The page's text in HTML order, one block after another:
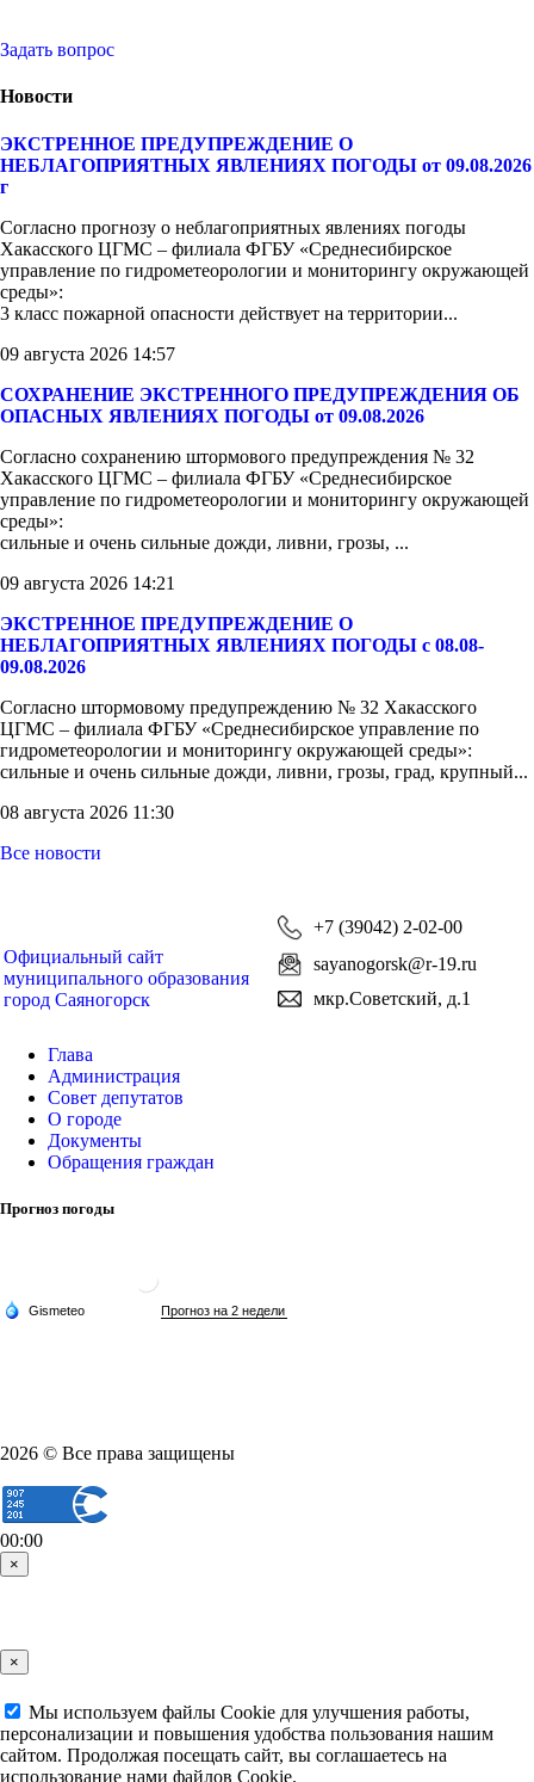
Задать вопрос
Новости
ЭКСТРЕННОЕ ПРЕДУПРЕЖДЕНИЕ О
НЕБЛАГОПРИЯТНЫХ ЯВЛЕНИЯХ ПОГОДЫ от 09.08.2026
г
Согласно прогнозу о неблагоприятных явлениях погоды
Хакасского ЦГМС – филиала ФГБУ «Среднесибирское
управление по гидрометеорологии и мониторингу окружающей
среды»:
3 класс пожарной опасности действует на территории...
09 августа 2026 14:57
СОХРАНЕНИЕ ЭКСТРЕННОГО ПРЕДУПРЕЖДЕНИЯ ОБ
ОПАСНЫХ ЯВЛЕНИЯХ ПОГОДЫ от 09.08.2026
Согласно сохранению штормового предупреждения № 32
Хакасского ЦГМС – филиала ФГБУ «Среднесибирское
управление по гидрометеорологии и мониторингу окружающей
среды»:
сильные и очень сильные дожди, ливни, грозы, ...
09 августа 2026 14:21
ЭКСТРЕННОЕ ПРЕДУПРЕЖДЕНИЕ О
НЕБЛАГОПРИЯТНЫХ ЯВЛЕНИЯХ ПОГОДЫ с 08.08-
09.08.2026
Согласно штормовому предупреждению № 32 Хакасского
ЦГМС – филиала ФГБУ «Среднесибирское управление по
гидрометеорологии и мониторингу окружающей среды»:
сильные и очень сильные дожди, ливни, грозы, град, крупный...
08 августа 2026 11:30
Все новости
Официальный сайт
муниципального образования
город Саяногорск
+7 (39042) 2-02-00
sayanogorsk@r-19.ru
мкр.Советский, д.1
Глава
Администрация
Совет депутатов
О городе
Документы
Обращения граждан
Прогноз погоды
2026 © Все права защищены
00:00
×
×
Мы используем файлы Cookie для улучшения работы,
персонализации и повышения удобства пользования нашим
сайтом. Продолжая посещать сайт, вы соглашаетесь на
использование нами файлов Cookie.